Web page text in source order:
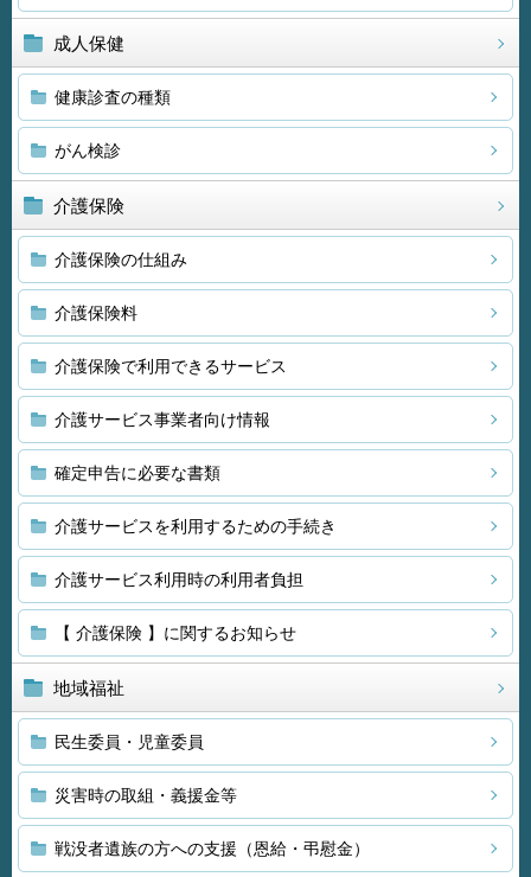
成人保健
健康診査の種類
がん検診
介護保険
介護保険の仕組み
介護保険料
介護保険で利用できるサービス
介護サービス事業者向け情報
確定申告に必要な書類
介護サービスを利用するための手続き
介護サービス利用時の利用者負担
【 介護保険 】に関するお知らせ
地域福祉
民生委員・児童委員
災害時の取組・義援金等
戦没者遺族の方への支援（恩給・弔慰金）